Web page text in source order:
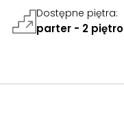
Dostępne piętra:
parter - 2 piętro